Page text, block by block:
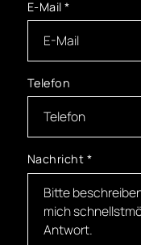
E-Mail*
Telefon
Nachricht *